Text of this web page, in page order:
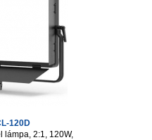
120D
lámpa, 2:1, 120W,